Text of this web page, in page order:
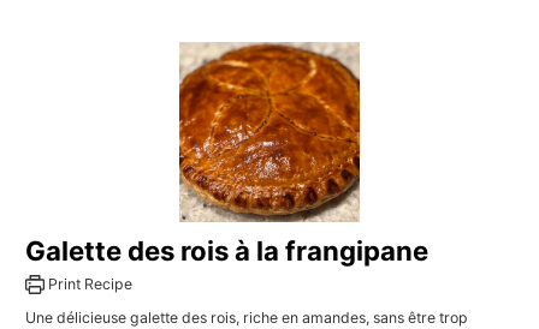
Galette des rois à la frangipane
Print Recipe
Une délicieuse galette des rois, riche en amandes, sans être trop